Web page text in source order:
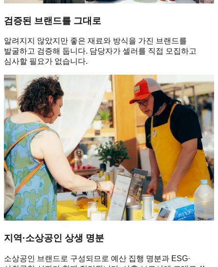
검증된 브랜드를 그대로
알려지지 않았지만 좋은 재료와 방식을 가진 브랜드를
발굴하고 검증해 둡니다. 담당자가 셀러를 직접 모집하고
심사할 필요가 없습니다.
지역·소상공인 상생 명분
소상공인 브랜드로 구성되므로 예산 집행 명분과 ESG·